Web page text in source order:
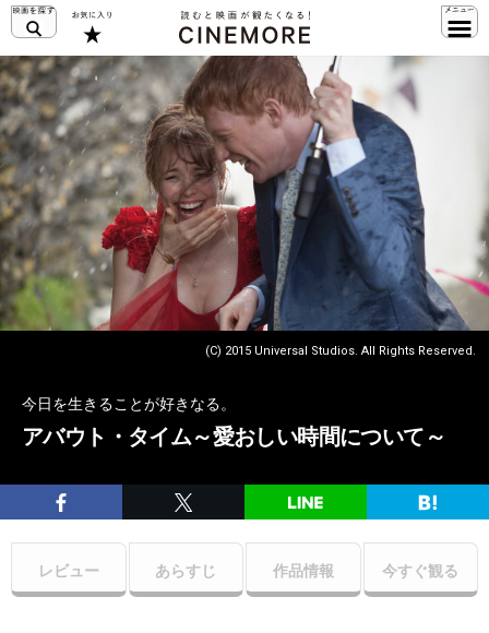
(C) 2015 Universal Studios. All Rights Reserved.
今日を生きることが好きなる。
アバウト・タイム～愛おしい時間について～
レビュー あらすじ 作品情報 今すぐ観る